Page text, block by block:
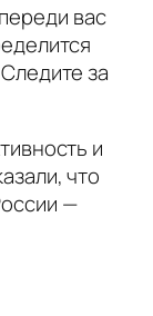
вас
за
и
что
—